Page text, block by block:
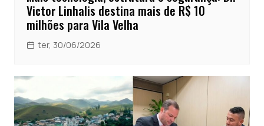
Victor Linhalis destina mais de R$ 10
milhões para Vila Velha
ter, 30/06/2026